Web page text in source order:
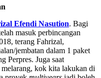
Efendi Nasution. Bagi
masuk perbincangan
terang Fahrizal,
jembatan dalam 1 paket
Perpres. Juga saat
melarang, kok kita lakukan di